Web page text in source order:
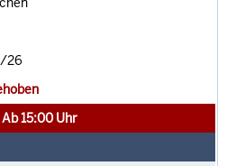
26
Ab 15:00 Uhr